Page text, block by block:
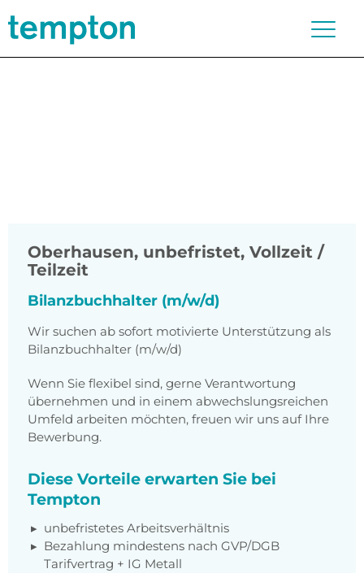
Oberhausen, unbefristet, Vollzeit /
Teilzeit
Bilanzbuchhalter (m/w/d)
Wir suchen ab sofort motivierte Unterstützung als
Bilanzbuchhalter (m/w/d)
Wenn Sie flexibel sind, gerne Verantwortung
übernehmen und in einem abwechslungsreichen
Umfeld arbeiten möchten, freuen wir uns auf Ihre
Bewerbung.
Diese Vorteile erwarten Sie bei
Tempton
unbefristetes Arbeitsverhältnis
Bezahlung mindestens nach GVP/DGB
Tarifvertrag + IG Metall